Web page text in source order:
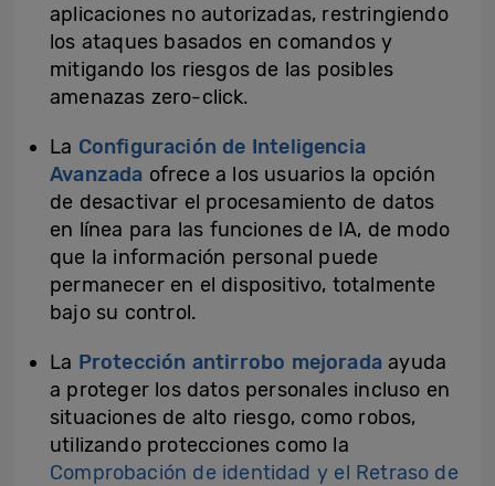
aplicaciones no autorizadas, restringiendo
los ataques basados en comandos y
mitigando los riesgos de las posibles
amenazas zero-click.
La Configuración de Inteligencia
Avanzada ofrece a los usuarios la opción
de desactivar el procesamiento de datos
en línea para las funciones de IA, de modo
que la información personal puede
permanecer en el dispositivo, totalmente
bajo su control.
La Protección antirrobo mejorada ayuda
a proteger los datos personales incluso en
situaciones de alto riesgo, como robos,
utilizando protecciones como la
Comprobación de identidad y el Retraso de